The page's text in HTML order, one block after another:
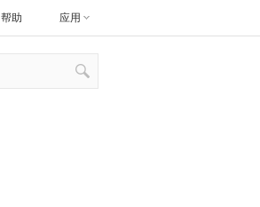
帮助 应用